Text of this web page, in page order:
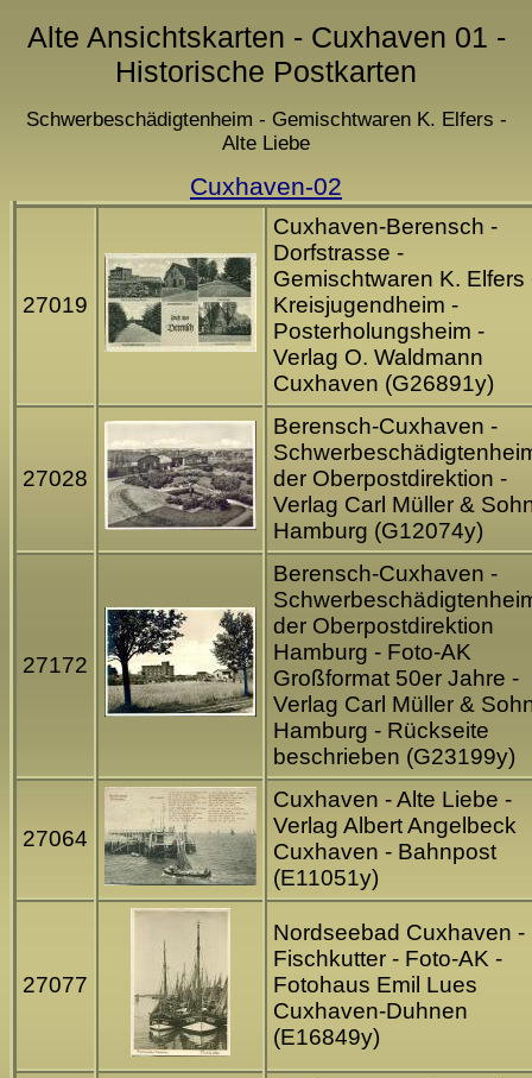
Alte Ansichtskarten - Cuxhaven 01 -
Historische Postkarten
Schwerbeschädigtenheim - Gemischtwaren K. Elfers -
Alte Liebe
Cuxhaven-02
27019
Cuxhaven-Berensch -
Dorfstrasse -
Gemischtwaren K. Elfers
Kreisjugendheim -
Posterholungsheim -
Verlag O. Waldmann
Cuxhaven (G26891y)
27028
Berensch-Cuxhaven -
der Oberpostdirektion -
Verlag Carl Müller &
Hamburg (G12074y)
27172
Berensch-Cuxhaven -
der Oberpostdirektion
Hamburg - Foto-AK
Großformat 50er Jahre -
Verlag Carl Müller &
Hamburg - Rückseite
beschrieben (G23199y)
27064
Cuxhaven - Alte Liebe -
Verlag Albert Angelbeck
Cuxhaven - Bahnpost
(E11051y)
27077
Nordseebad Cuxhaven -
Fischkutter - Foto-AK -
Fotohaus Emil Lues
Cuxhaven-Duhnen
(E16849y)